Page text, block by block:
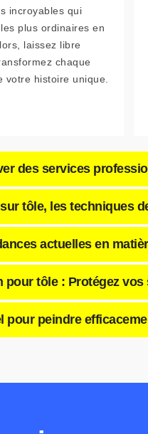
incroyables qui
plus ordinaires en
laissez libre
chaque
histoire unique.
des services
tôle, les techniques
actuelles en
pour tôle : Protégez
pour peindre